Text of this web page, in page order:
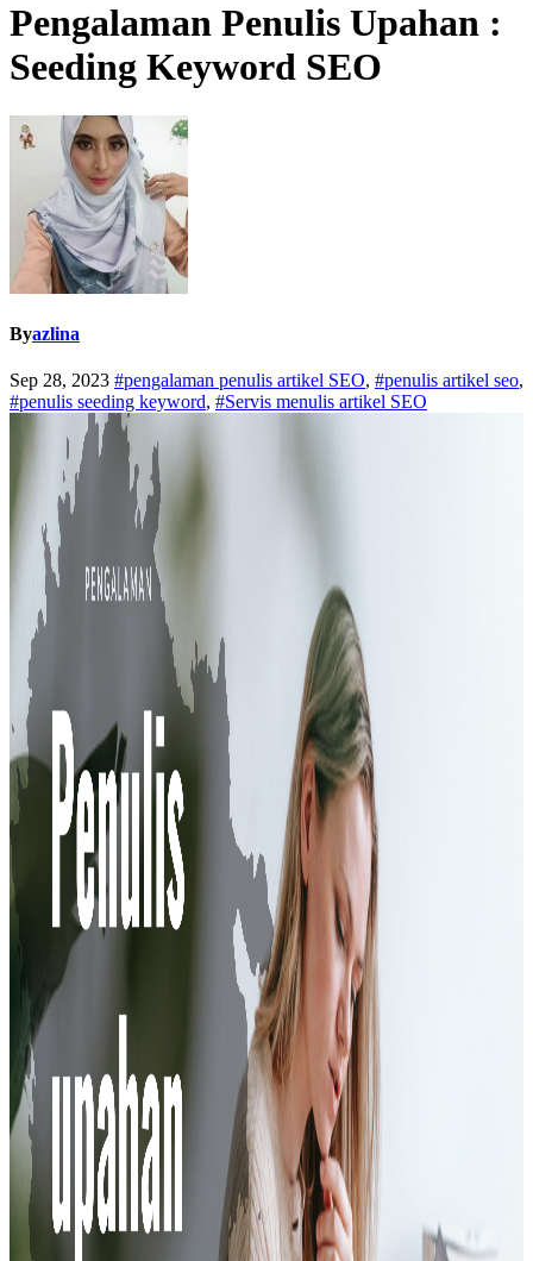
Pengalaman Penulis Upahan :
Seeding Keyword SEO
Byazlina
Sep 28, 2023 #pengalaman penulis artikel SEO, #penulis artikel seo,
#penulis seeding keyword, #Servis menulis artikel SEO